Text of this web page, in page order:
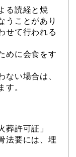
る読経と焼
うことがあり
せて行われる
めに会食をす
い場合は、
。
許可証」
法要には、埋